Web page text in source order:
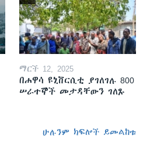
ማርች 12, 2025
በሐዋሳ ዩኒቨርሲቲ ያገለገሉ 800
ሠራተኞች መታዳቸውን ገለጹ
ሁሉንም ክፍሎች ይመልከቱ